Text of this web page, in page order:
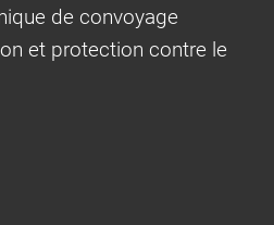
de convoyage
et protection contre le